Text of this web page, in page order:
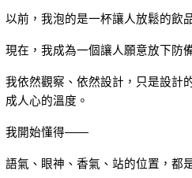
以前，我泡的是一杯讓人放鬆的飲
現在，我成為一個讓人願意放下防
我依然觀察、依然設計，只是設計
成人心的溫度。
我開始懂得——
語氣、眼神、香氣、站的位置，都